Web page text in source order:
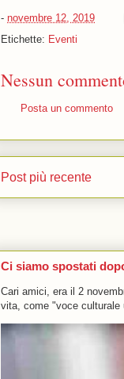
- novembre 12, 2019
Etichette: Eventi
Nessun
Posta un commento
Post più recente
Ci siamo spostati
Cari amici, era il 2
vita, come "voce culturale